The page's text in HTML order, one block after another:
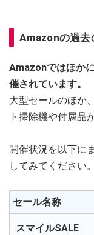
Amazonの過去
Amazonではほか
催されています。
大型セールのほか
ト掃除機や付属品
開催状況を以下に
してみてください。
セール名称
スマイルSALE